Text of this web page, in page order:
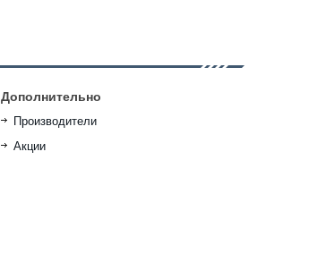
Дополнительно
Производители
Акции